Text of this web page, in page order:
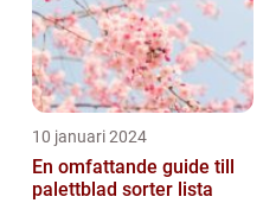
10 januari 2024
En omfattande guide till
palettblad sorter lista